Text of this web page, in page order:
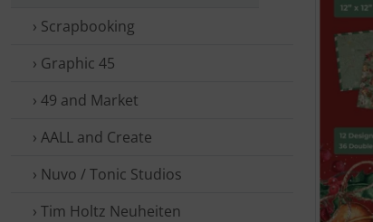
› Scrap­booking
› Graphic 45
› 49 and Market
› AALL and Create
› Nuvo / Tonic Studios
› Tim Holtz Neuheiten